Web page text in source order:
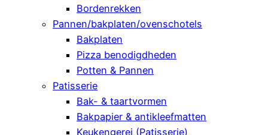
Bordenrekken
Pannen/bakplaten/ovenschotels
Bakplaten
Pizza benodigdheden
Potten & Pannen
Patisserie
Bak- & taartvormen
Bakpapier & antikleefmatten
Keukengerei (Patisserie)